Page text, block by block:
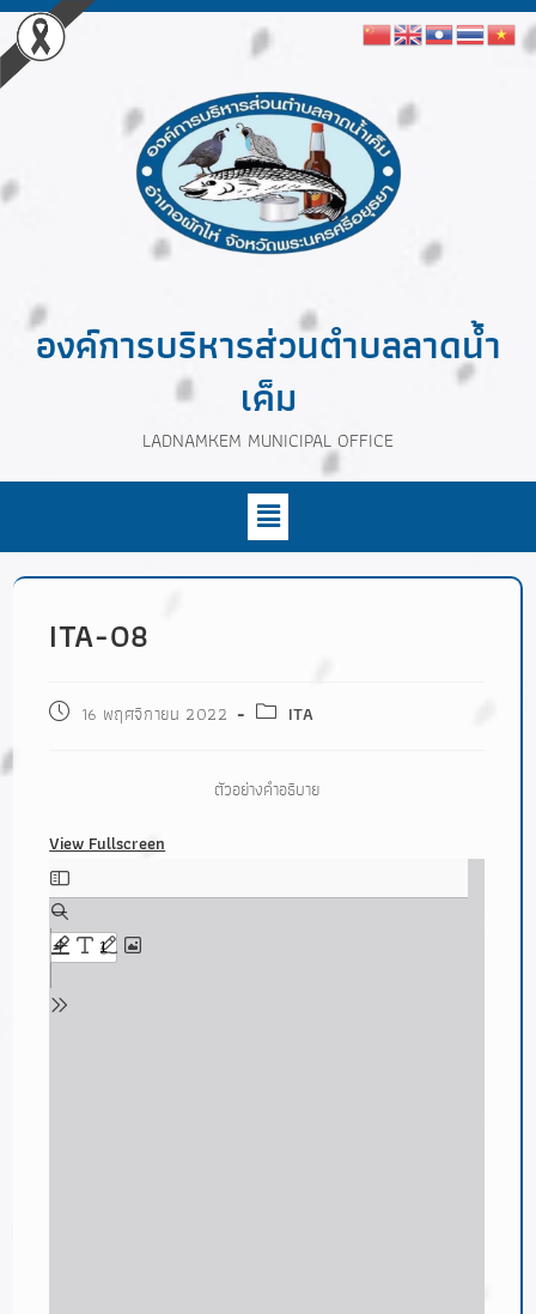
องค์การบริหารส่วนตำบลลาดน้ำ
เค็ม
LADNAMKEM MUNICIPAL OFFICE
ITA-O8
16 พฤศจิกายน 2022 ITA
ตัวอย่างคำอธิบาย
View Fullscreen